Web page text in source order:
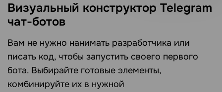
Визуальный конструктор Telegram
чат-ботов
Вам не нужно нанимать разработчика или
писать код, чтобы запустить своего первого
бота. Выбирайте готовые элементы,
комбинируйте их в нужной